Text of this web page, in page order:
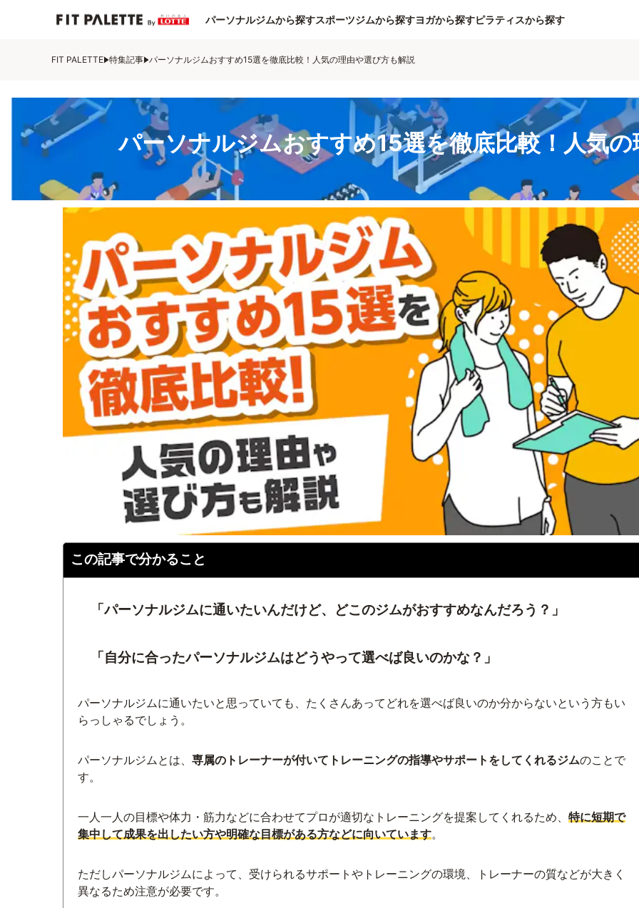
パーソナルジムから探すスポーツジムから探すヨガから探すピラティスから探す
FIT PALETTE 特集記事 パーソナルジムおすすめ15選を徹底比較！人気の理由や選び方も解説
パーソナルジムおすすめ15選を徹底比較！人気
この記事で分かること
「パーソナルジムに通いたいんだけど、どこのジムがおすすめなんだろう？」
「自分に合ったパーソナルジムはどうやって選べば良いのかな？」
パーソナルジムに通いたいと思っていても、たくさんあってどれを選べば良いのか分からないという方もい
らっしゃるでしょう。
パーソナルジムとは、 専属のトレーナーが付いてトレーニングの指導やサポートをしてくれるジムのことで
す。
一人一人の目標や体力・筋力などに合わせてプロが適切なトレーニングを提案してくれるため、 特に短期で
集中して成果を出したい方や明確な目標がある方などに向いています。
ただしパーソナルジムによって、受けられるサポートやトレーニングの環境、トレーナーの質などが大きく
異なるため注意が必要です。